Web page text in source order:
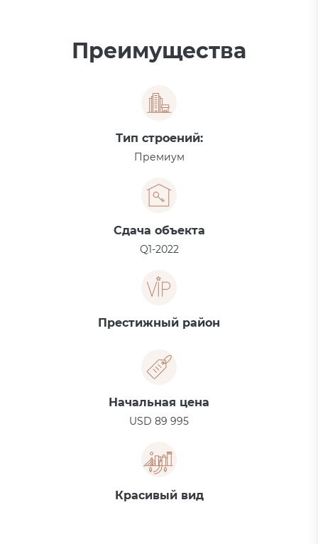
Преимущества
Тип строений:
Премиум
Сдача объекта
Q1-2022
Престижный район
Начальная цена
USD 89 995
Красивый вид